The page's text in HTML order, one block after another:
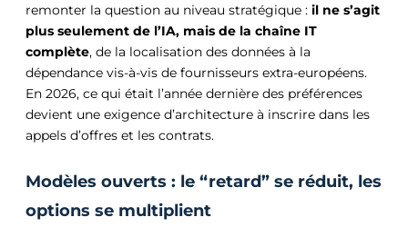
remonter la question au niveau stratégique : il ne s’agit
plus seulement de l’IA, mais de la chaîne IT
complète, de la localisation des données à la
dépendance vis-à-vis de fournisseurs extra-européens.
En 2026, ce qui était l’année dernière des préférences
devient une exigence d’architecture à inscrire dans les
appels d’offres et les contrats.
Modèles ouverts : le “retard” se réduit, les
options se multiplient